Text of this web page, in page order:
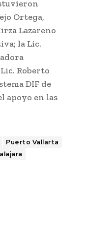
Ortega,
Lazareno
la Lic.
Roberto
DIF de
apoyo en las
Puerto Vallarta